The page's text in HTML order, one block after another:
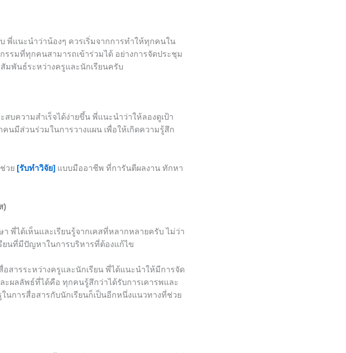
พี่แนะนำว่าน้องๆ ควรเริ่มจากการทำให้ทุกคนใน
รรมที่ทุกคนสามารถเข้าร่วมได้ อย่างการจัดประชุม
มพันธ์ระหว่างครูและนักเรียนครับ
บความสำเร็จได้ง่ายขึ้น พี่แนะนำว่าให้ลองดูเป้า
นมีส่วนร่วมในการวางแผน เพื่อให้เกิดความรู้สึก
วย [รับทำวิจัย] แบบมืออาชีพ ที่การันตีผลงาน ทักหา
)
พี่ได้เห็นและเรียนรู้จากเคสที่หลากหลายครับ ไม่ว่า
รียนที่มีปัญหาในการบริหารที่ต้องแก้ไข
สารระหว่างครูและนักเรียน พี่ได้แนะนำให้มีการจัด
ะผลลัพธ์ที่ได้คือ ทุกคนรู้สึกว่าได้รับการเคารพและ
นการสื่อสารกับนักเรียนก็เป็นอีกหนึ่งแนวทางที่ช่วย